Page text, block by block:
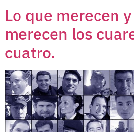
Lo que merecen
merecen los
cuatro.